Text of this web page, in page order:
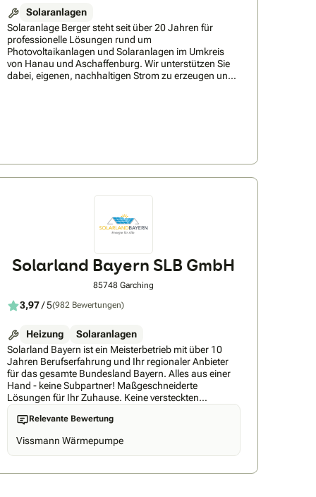
Solaranlagen
Solaranlage Berger steht seit über 20 Jahren für
professionelle Lösungen rund um
Photovoltaikanlagen und Solaranlagen im Umkreis
von Hanau und Aschaffenburg. Wir unterstützen Sie
dabei, eigenen, nachhaltigen Strom zu erzeugen und
inklusive Ertragsberechnung. Wir begleiten Sie von der
Solarprojekts und stehen Ihnen auch nach der
Installation mit Wartung und Service zur Seite. Ziel ist
Energielösung zu bieten, die auch zukünftigen
Generationen zugutekommt.
Solarland Bayern SLB GmbH
85748 Garching
3,97/ 5(982 Bewertungen)
Heizung
Solaranlagen
Solarland Bayern ist ein Meisterbetrieb mit über 10
Jahren Berufserfahrung und Ihr regionaler Anbieter
für das gesamte Bundesland Bayern. Alles aus einer
Hand - keine Subpartner! Maßgeschneiderte
Lösungen für Ihr Zuhause. Keine versteckten
Gebühren, klare und faire Preise.
Relevante Bewertung
Vissmann Wärmepumpe